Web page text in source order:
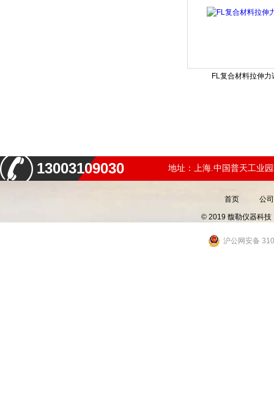
FL复合材料拉伸力
13003109030 地址：上海.中国普天工业
首页 公
© 2019 馥勒仪器科技
沪公网安备